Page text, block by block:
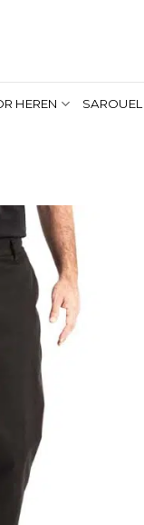
HEREN